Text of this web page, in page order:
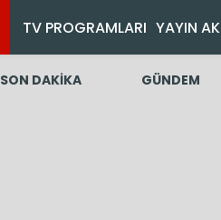
TV PROGRAMLARI YAYIN
SON DAKİKA GÜNDEM